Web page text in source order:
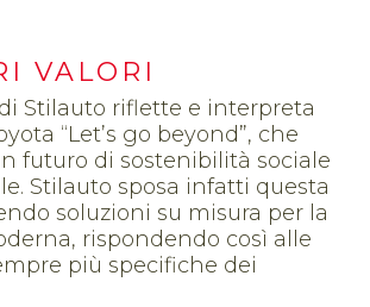
VALORI
Stilauto riflette e interpreta
“Let’s go beyond”, che
futuro di sostenibilità sociale
Stilauto sposa infatti questa
soluzioni su misura per la
rispondendo così alle
più specifiche dei